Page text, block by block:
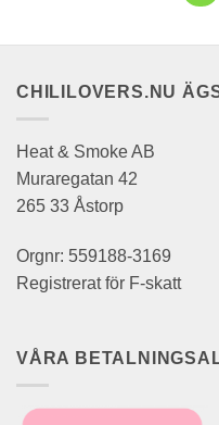
CHILILOVERS.NU
Heat & Smoke AB
Muraregatan 42
265 33 Åstorp
Orgnr: 559188-3169
Registrerat för F-skatt
VÅRA